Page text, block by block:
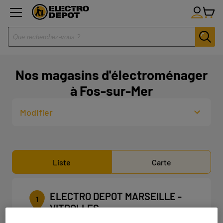
Nos magasins d'électroménager
à Fos-sur-Mer
Modifier
Liste Carte
1
ELECTRO DEPOT MARSEILLE -
VITROLLES